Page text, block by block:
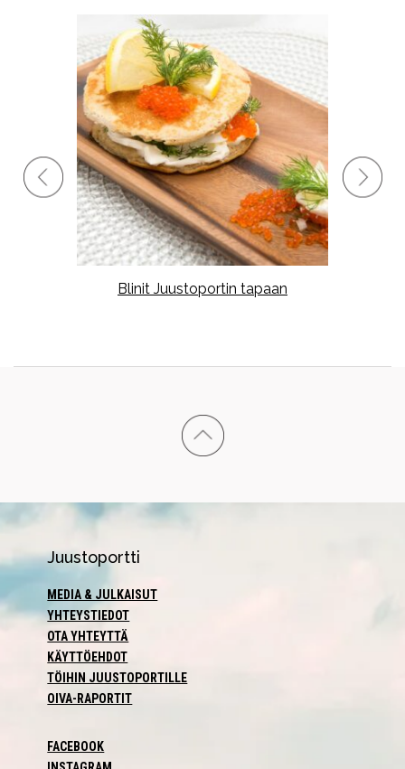
Blinit Juustoportin tapaan
Juustoportti
MEDIA & JULKAISUT
YHTEYSTIEDOT
OTA YHTEYTTÄ
KÄYTTÖEHDOT
TÖIHIN JUUSTOPORTILLE
OIVA-RAPORTIT
FACEBOOK